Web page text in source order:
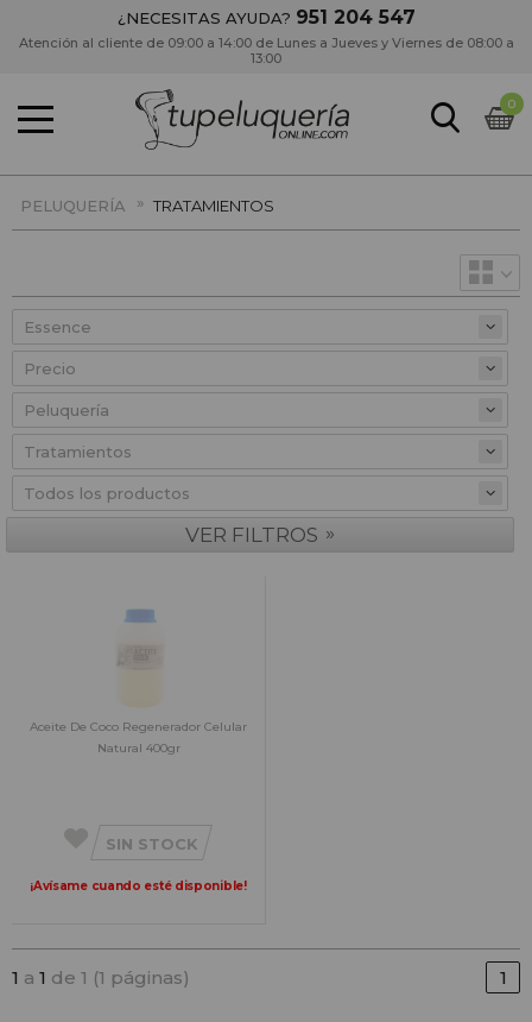
¿NECESITAS AYUDA? 951 204 547
Atención al cliente de 09:00 a 14:00 de Lunes a Jueves y Viernes de 08:00 a
13:00
0
PELUQUERÍA » TRATAMIENTOS
Precio
VER FILTROS »
Aceite De Coco Regenerador Celular
Natural 400gr
SIN STOCK
¡Avísame cuando esté disponible!
1 a 1 de 1 (1 páginas) 1